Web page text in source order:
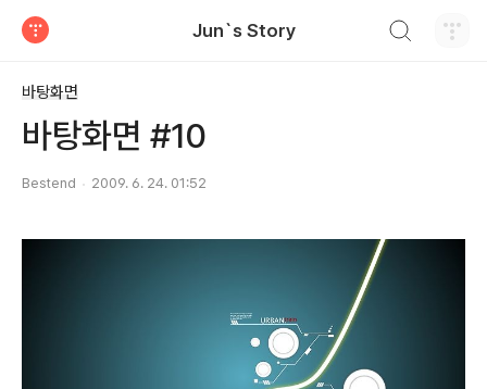
Jun`s Story
바탕화면
바탕화면 #10
Bestend 2009. 6. 24. 01:52